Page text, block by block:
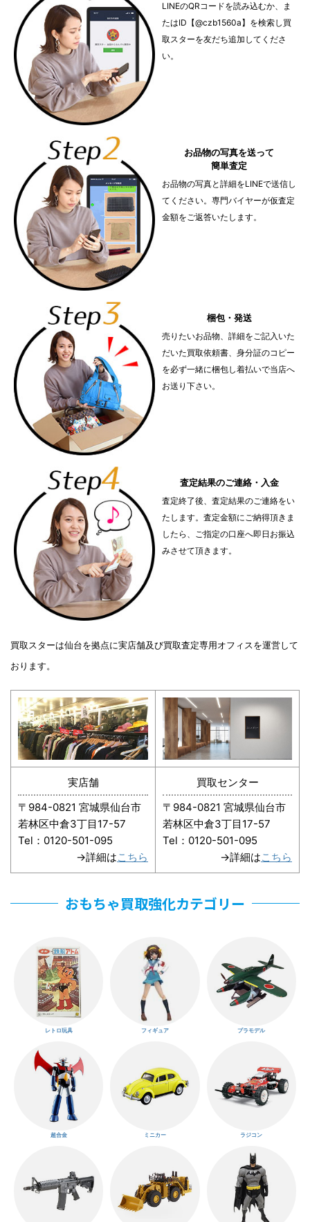
LINEのQRコードを読み込むか、ま
たはID【@czb1560a】を検索し買
取スターを友だち追加してくださ
い。
お品物の写真を送って
簡単査定
お品物の写真と詳細をLINEで送信し
てください。専門バイヤーが仮査定
金額をご返答いたします。
梱包・発送
売りたいお品物、詳細をご記入いた
だいた買取依頼書、身分証のコピー
を必ず一緒に梱包し着払いで当店へ
お送り下さい。
査定結果のご連絡・入金
査定終了後、査定結果のご連絡をい
たします。査定金額にご納得頂きま
したら、ご指定の口座へ即日お振込
みさせて頂きます。
買取スターは仙台を拠点に実店舗及び買取査定専用オフィスを運営して
おります。
実店舗
〒984-0821 宮城県仙台市
若林区中倉3丁目17-57
Tel：0120-501-095
→詳細はこちら
買取センター
〒984-0821 宮城県仙台市
若林区中倉3丁目17-57
Tel：0120-501-095
→詳細はこちら
おもちゃ買取強化カテゴリー
レトロ玩具 フィギュア プラモデル
超合金 ミニカー ラジコン